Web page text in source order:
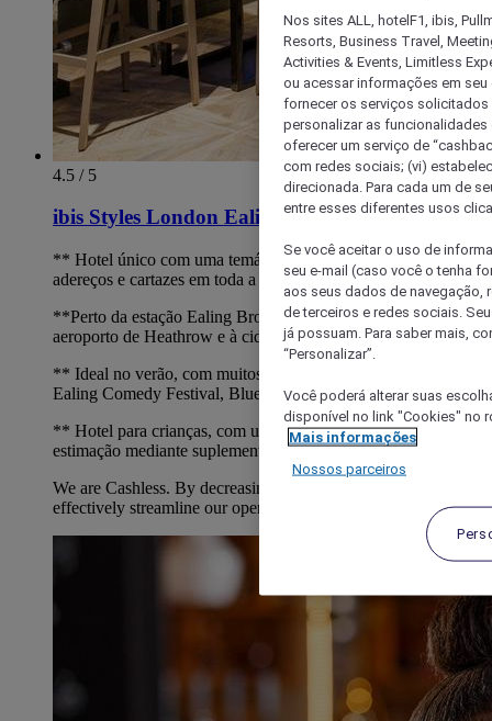
4.5 / 5
ibis Styles London Ealing
** Hotel único com uma temática cinematográfica - com
adereços e cartazes em toda a parte
**Perto da estação Ealing Broadway, fácil acesso ao
aeroporto de Heathrow e à cidade
** Ideal no verão, com muitos espaços verdes para festivais.
Ealing Comedy Festival, Blues.
** Hotel para crianças, com um * parque infantil. Animais de
estimação mediante suplemento
We are Cashless. By decreasing cash transactions, we can
effectively streamline our operation
Nos sites ALL, hotelF1, ibis,
Resorts, Business Travel,
Activities & Events, Limitless
ou acessar informações em
fornecer os serviços solicitados
personalizar as
oferecer um serviço de
com redes sociais; (vi)
direcionada. Para cada um de
entre esses diferentes usos
Se você aceitar o uso de
seu e-mail (caso você o tenha
aos seus dados de navegação,
de terceiros e redes sociais.
já possuam. Para saber mais,
“Personalizar”.
Você poderá alterar suas
disponível no link "Cookies" no
Mais informações
Nossos parceiros